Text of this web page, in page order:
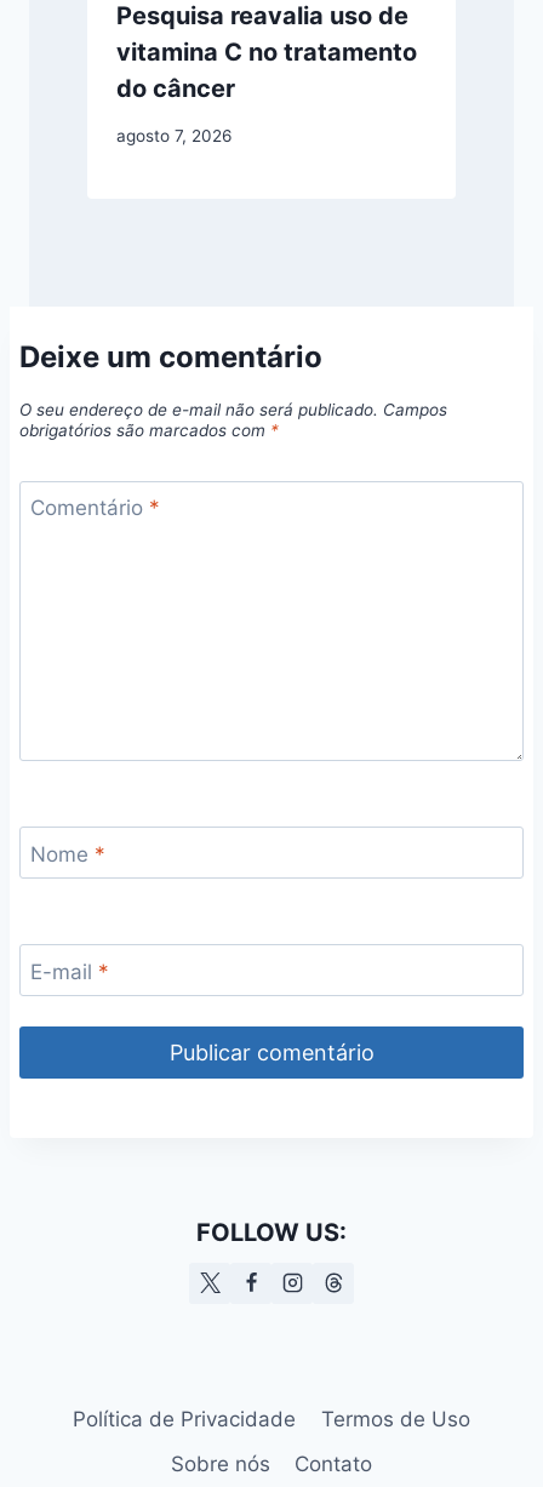
Pesquisa reavalia uso de
vitamina C no tratamento
do câncer
agosto 7, 2026
Deixe um comentário
O seu endereço de e-mail não será publicado. Campos
obrigatórios são marcados com *
Comentário *
Nome *
E-mail *
FOLLOW US:
Política de Privacidade
Termos de Uso
Sobre nós
Contato